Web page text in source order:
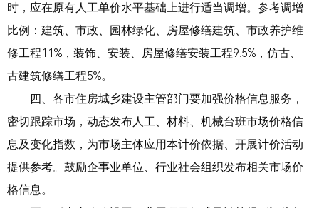
时，应在原有人工单价水平基础上进行适当调增。参考调增
比例：建筑、市政、园林绿化、房屋修缮建筑、市政养护维
修工程11%，装饰、安装、房屋修缮安装工程9.5%，仿古、
古建筑修缮工程5%。
四、各市住房城乡建设主管部门要加强价格信息服务，
密切跟踪市场，动态发布人工、材料、机械台班市场价格信
息及变化指数，为市场主体应用本计价依据、开展计价活动
提供参考。鼓励企事业单位、行业社会组织发布相关市场价
格信息。